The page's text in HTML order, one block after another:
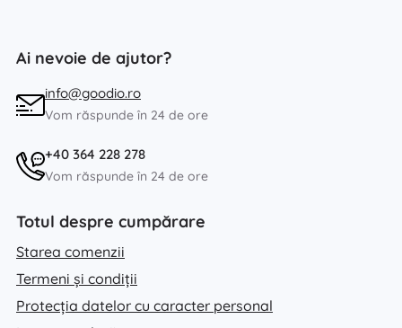
Ai nevoie de ajutor?
info@goodio.ro
Vom răspunde în 24 de ore
+40 364 228 278
Vom răspunde în 24 de ore
Totul despre cumpărare
Starea comenzii
Termeni și condiții
Protecția datelor cu caracter personal